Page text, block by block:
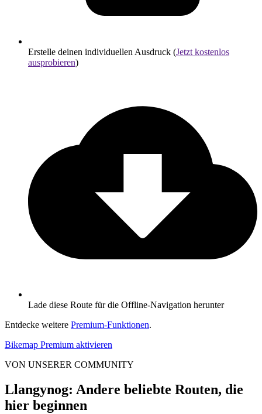
Erstelle deinen individuellen Ausdruck (Jetzt kostenlos
ausprobieren)
Lade diese Route für die Offline-Navigation herunter
Entdecke weitere Premium-Funktionen.
Bikemap Premium aktivieren
VON UNSERER COMMUNITY
Llangynog: Andere beliebte Routen, die
hier beginnen